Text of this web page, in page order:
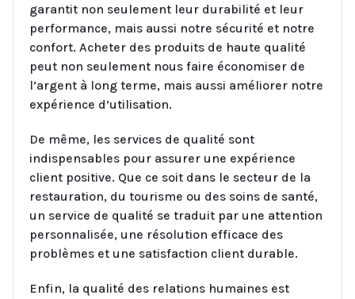
garantit non seulement leur durabilité et leur
performance, mais aussi notre sécurité et notre
confort. Acheter des produits de haute qualité
peut non seulement nous faire économiser de
l’argent à long terme, mais aussi améliorer notre
expérience d’utilisation.
De même, les services de qualité sont
indispensables pour assurer une expérience
client positive. Que ce soit dans le secteur de la
restauration, du tourisme ou des soins de santé,
un service de qualité se traduit par une attention
personnalisée, une résolution efficace des
problèmes et une satisfaction client durable.
Enfin, la qualité des relations humaines est